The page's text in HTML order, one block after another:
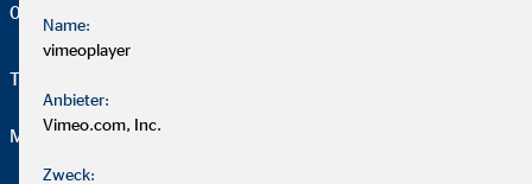
04626 Schmölln
Telefon:
Mail: jlindlau@ovb.de
Name:
vimeoplayer
Anbieter:
Vimeo.com, Inc.
Zweck: